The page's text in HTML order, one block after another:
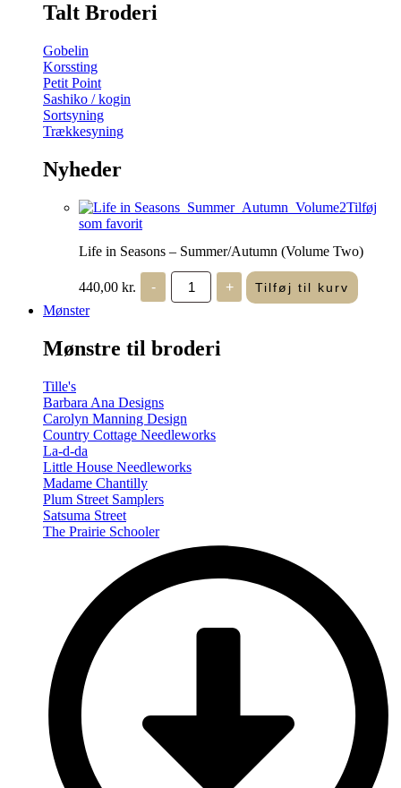
Talt Broderi
Gobelin
Korssting
Petit Point
Sashiko / kogin
Sortsyning
Trækkesyning
Nyheder
Tilføj
som favorit
Life in Seasons – Summer/Autumn (Volume Two)
440,00 kr. -
Life
Seasons
(Volume
+ Tilføj til kurv
Mønster
Mønstre til broderi
Tille's
Barbara Ana Designs
Carolyn Manning Design
Country Cottage Needleworks
La-d-da
Little House Needleworks
Madame Chantilly
Plum Street Samplers
Satsuma Street
The Prairie Schooler